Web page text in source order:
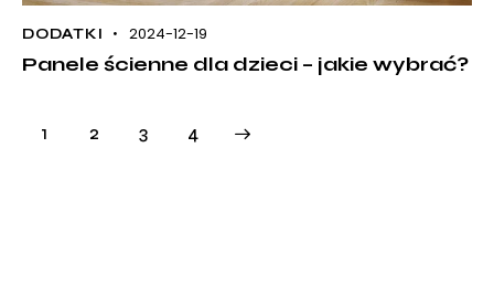
DODATKI 2024-12-19
Panele ścienne dla dzieci – jakie wybrać?
1 2 3 4